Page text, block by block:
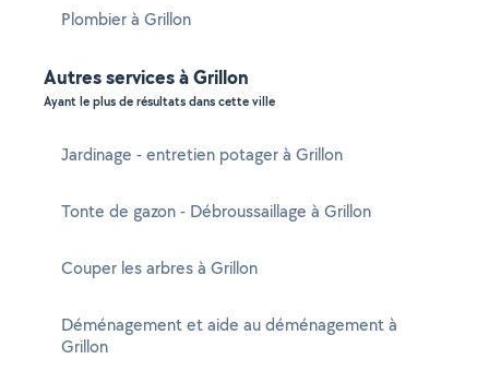
Plombier à Grillon
Autres services à Grillon
Ayant le plus de résultats dans cette ville
Jardinage - entretien potager à Grillon
Tonte de gazon - Débroussaillage à Grillon
Couper les arbres à Grillon
Déménagement et aide au déménagement à
Grillon